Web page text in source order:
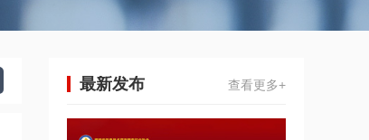
最新发布 查看更多+